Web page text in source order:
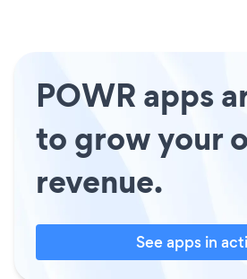
POWR apps
to grow your
revenue.
See apps in